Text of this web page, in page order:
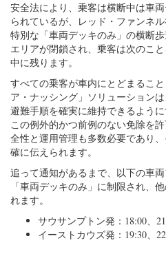
安全法により、乗客は横断中は車
られているが、レッド・ファンネ
特別な「車両デッキのみ」の横断
エリアが閉鎖され、乗客は次のこ
中に残ります。
すべての乗客が車内にとどまるこ
ア・ナッシング」ソリューション
避難手順を確実に維持できるよう
この例外的かつ前例のない免除を
全性と運用管理も多数必要であり
確に伝えられます。
追って通知があるまで、以下の車
「車両デッキのみ」に制限され、
れます。
サウサンプトン発：18:00、
イーストカウズ発：19:30、